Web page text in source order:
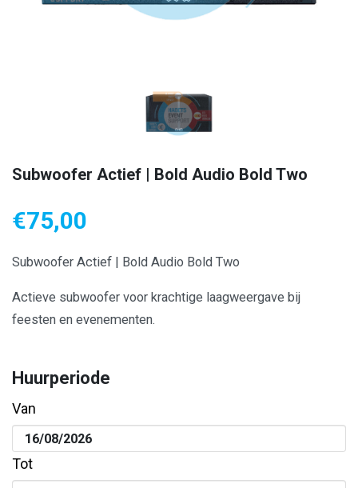
Subwoofer Actief | Bold Audio Bold Two
€75,00
Subwoofer Actief | Bold Audio Bold Two
Actieve subwoofer voor krachtige laagweergave bij
feesten en evenementen.
Huurperiode
Van
Tot